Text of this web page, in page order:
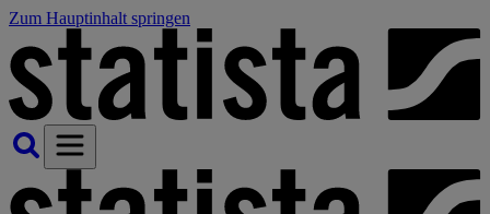
Zum Hauptinhalt springen